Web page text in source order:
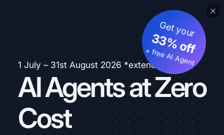
1 July – 31st August 2026 *extended
AI Agents at Zero
Cost
Get your
33% off
+ free AI Agent